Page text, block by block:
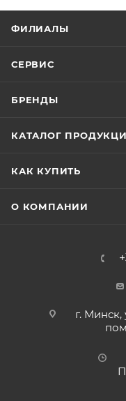
ФИЛИАЛЫ
СЕРВИС
БРЕНДЫ
КАТАЛОГ
КАК КУПИТЬ
О КОМПАНИИ
г.